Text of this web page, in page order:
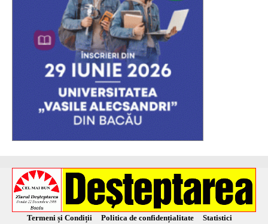
Termeni și Condiții Politica de confidențialitate
Statistici